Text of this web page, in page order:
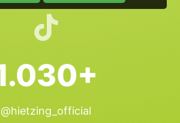
@hietzing_official